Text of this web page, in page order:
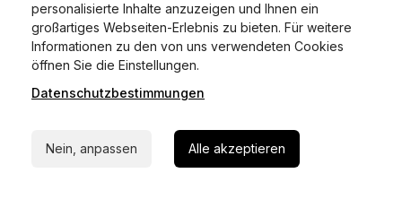
personalisierte Inhalte anzuzeigen und Ihnen ein
großartiges Webseiten-Erlebnis zu bieten. Für weitere
Informationen zu den von uns verwendeten Cookies
öffnen Sie die Einstellungen.
Datenschutzbestimmungen
Nein, anpassen Alle akzeptieren
01.01.2015.
Ein Internetverfahren, mit dem du Fahrzeuge anmelden,
ummelden oder abmelden kannst – inklusive Dateneingabe,
Dokumentprüfung und Bezahlung.
Welche Vorteile gibt es?
Zeitersparnis, flexible Durchführung, kein Besuch der
Fahrzeugbrief, Fahrzeugschein, Ausweis oder Reisepass,